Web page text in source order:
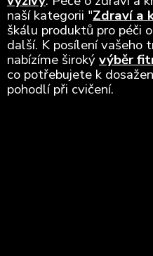
naší kategorii "Zdraví a
škálu produktů pro péči
další. K posílení vašeho
nabízíme širokývýběr
co potřebujete k
pohodlí při cvičení.